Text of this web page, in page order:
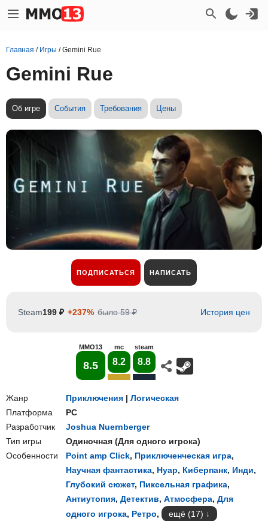
Главная / Игры /Gemini Rue
Gemini Rue
Об игре События Требования Цены
ПОДПИСАТЬСЯ НАПИСАТЬ
Steam199 ₽ +237% было 59 ₽ История цен
MMO13
8.5
mc
8.2
steam
8.8
Жанр Приключения | Логическая
Платформа
PC
Разработчик
Joshua Nuernberger
Тип игры
Одиночная (Для одного игрока)
Особенности
Point amp Click, Приключенческая игра,
Научная фантастика, Нуар, Киберпанк, Инди,
Глубокий сюжет, Пиксельная графика,
Антиутопия, Детектив, Атмосфера, Для
одного игрока, Ретро, ещё (17)